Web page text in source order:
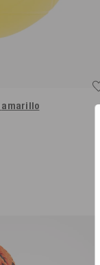
amarillo